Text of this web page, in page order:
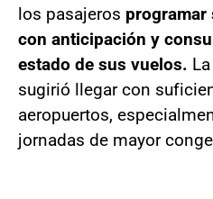
los pasajeros programar
con anticipación y
estado de sus vuelos.
sugirió llegar con
aeropuertos,
jornadas de mayor